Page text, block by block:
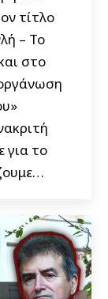
τίτλο
– Το
στο
για το